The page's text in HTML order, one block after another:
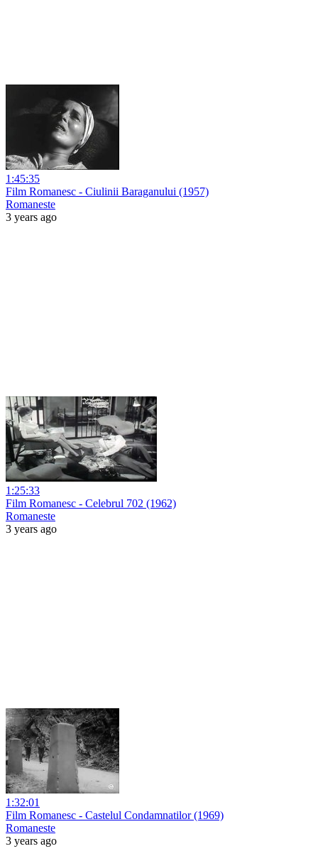
1:45:35
Film Romanesc - Ciulinii Baraganului (1957)
Romaneste
3 years ago
1:25:33
Film Romanesc - Celebrul 702 (1962)
Romaneste
3 years ago
1:32:01
Film Romanesc - Castelul Condamnatilor (1969)
Romaneste
3 years ago